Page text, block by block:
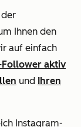
der
Ihnen den
auf einfach
Follower aktiv
und Ihren
Instagram-